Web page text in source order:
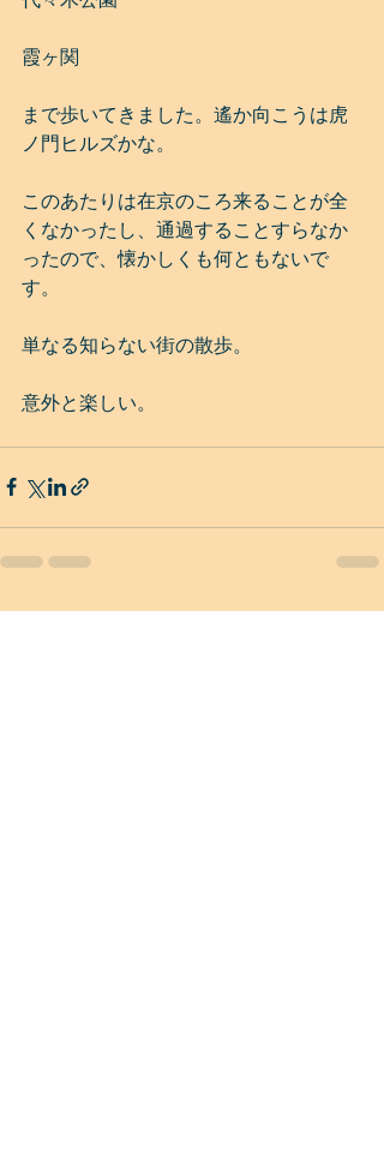
霞ヶ関
まで歩いてきました。遙か向こうは虎
ノ門ヒルズかな。
このあたりは在京のころ来ることが全
くなかったし、通過することすらなか
ったので、懐かしくも何ともないで
す。
単なる知らない街の散歩。
意外と楽しい。